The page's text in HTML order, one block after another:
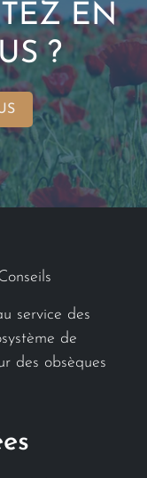
EN
?
service des
de
des obsèques